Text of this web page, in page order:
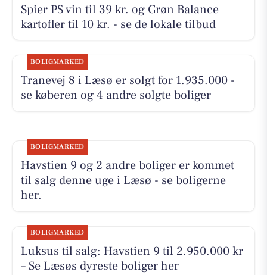
Spier PS vin til 39 kr. og Grøn Balance
kartofler til 10 kr. - se de lokale tilbud
BOLIGMARKED
Tranevej 8 i Læsø er solgt for 1.935.000 -
se køberen og 4 andre solgte boliger
BOLIGMARKED
Havstien 9 og 2 andre boliger er kommet
til salg denne uge i Læsø - se boligerne
her.
BOLIGMARKED
Luksus til salg: Havstien 9 til 2.950.000 kr
– Se Læsøs dyreste boliger her